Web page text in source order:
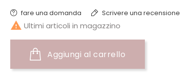
fare una domanda Scrivere una recensione
 Ultimi articoli in magazzino
Aggiungi al carrello